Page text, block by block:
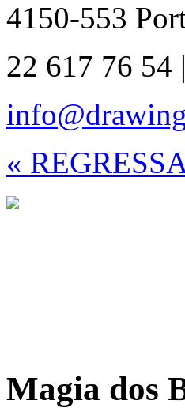
4150-553
22 617 76 54
«
Magia dos